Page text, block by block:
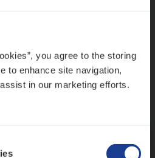
you agree to the storing
to enhance site navigation,
in our marketing efforts.